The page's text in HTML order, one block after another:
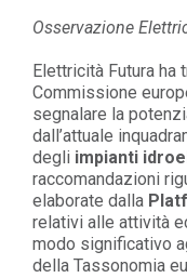
Osservazione
Elettricità Futura
Commissione
segnalare la
dall’attuale
degli impianti
raccomandazioni
elaborate dalla
relativi alle attività
modo significativo
della Tassonomia